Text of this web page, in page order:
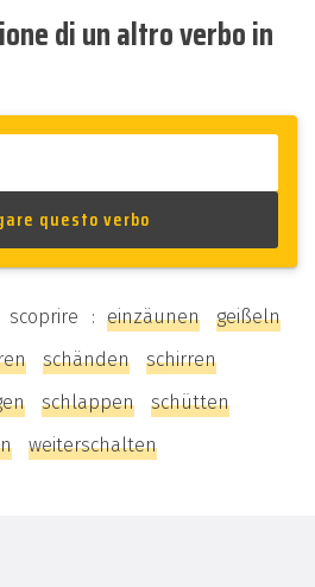
di un altro verbo in
: einzäunen
geißeln
schänden
schirren
schlappen
schütten
weiterschalten